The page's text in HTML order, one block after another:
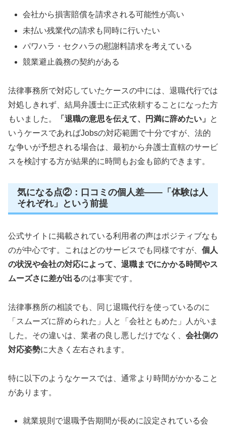
会社から損害賠償を請求される可能性が高い
未払い残業代の請求も同時に行いたい
パワハラ・セクハラの慰謝料請求を考えている
競業避止義務の契約がある
法律事務所で対応していたケースの中には、退職代行では
対処しきれず、結局弁護士に正式依頼することになった方
もいました。
「退職の意思を伝えて、円満に辞めたい」
と
いうケースであればJobsの対応範囲で十分ですが、法的
な争いが予想される場合は、最初から弁護士直轄のサービ
スを検討する方が結果的に時間もお金も節約できます。
気になる点②：口コミの個人差——「体験は人
それぞれ」という前提
公式サイトに掲載されている利用者の声はポジティブなも
のが中心です。これはどのサービスでも同様ですが、 個人
の状況や会社の対応によって、退職までにかかる時間やス
ムーズさに差が出るのは事実です。
法律事務所の相談でも、同じ退職代行を使っているのに
「スムーズに辞められた」人と「会社ともめた」人がいま
した。その違いは、業者の良し悪しだけでなく、 会社側の
対応姿勢に大きく左右されます。
特に以下のようなケースでは、通常より時間がかかること
があります。
就業規則で退職予告期間が長めに設定されている会